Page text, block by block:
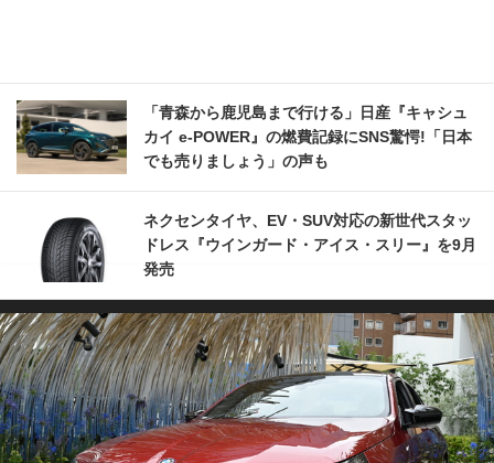
「青森から鹿児島まで行ける」日産『キャシュ
カイ e-POWER』の燃費記録にSNS驚愕!「日本
でも売りましょう」の声も
ネクセンタイヤ、EV・SUV対応の新世代スタッ
ドレス『ウインガード・アイス・スリー』を9月
発売